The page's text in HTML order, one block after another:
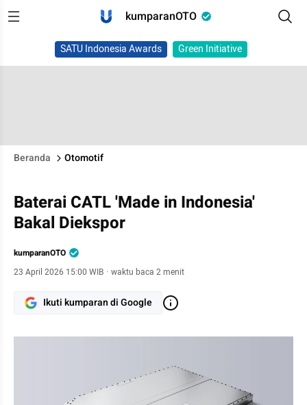
kumparanOTO
SATU Indonesia Awards Green Initiative
Beranda Otomotif
Baterai CATL 'Made in Indonesia'
Bakal Diekspor
kumparanOTO
23 April 2026 15:00 WIB · waktu baca 2 menit
Ikuti kumparan di Google